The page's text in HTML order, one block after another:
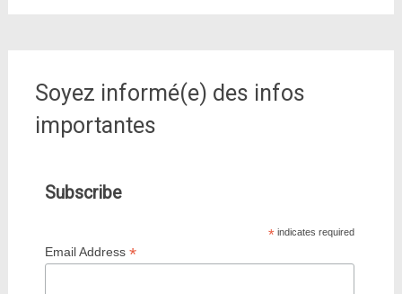
Soyez informé(e) des infos
importantes
Subscribe
*indicates required
Email Address*